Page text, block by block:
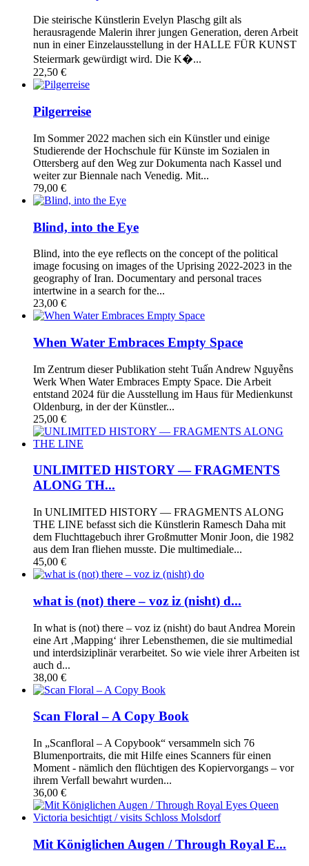
Die steirische Künstlerin Evelyn Plaschg gilt als
herausragende Malerin ihrer jungen Generation, deren Arbeit
nun in einer Einzelausstellung in der HALLE FÜR KUNST
Steiermark gewürdigt wird. Die K�...
22,50 €
Pilgerreise
Im Sommer 2022 machen sich ein Künstler und einige
Studierende der Hochschule für Künste im Sozialen in
Ottersberg auf den Weg zur Dokumenta nach Kassel und
weiter zur Biennale nach Venedig. Mit...
79,00 €
Blind, into the Eye
Blind, into the eye reflects on the concept of the political
image focusing on images of the Uprising 2022-2023 in the
geography of Iran. Documentary and personal traces
intertwine in a search for the...
23,00 €
When Water Embraces Empty Space
Im Zentrum dieser Publikation steht Tuấn Andrew Nguyễns
Werk When Water Embraces Empty Space. Die Arbeit
entstand 2024 für die Ausstellung im Haus für Medienkunst
Oldenburg, in der der Künstler...
25,00 €
UNLIMITED HISTORY — FRAGMENTS
ALONG TH...
In UNLIMITED HISTORY — FRAGMENTS ALONG
THE LINE befasst sich die Künstlerin Ramesch Daha mit
dem Fluchttagebuch ihrer Großmutter Monir Joon, die 1982
aus dem Iran fliehen musste. Die multimediale...
45,00 €
what is (not) there – voz iz (nisht) d...
In what is (not) there – voz iz (nisht) do baut Andrea Morein
eine Art ‚Mapping‘ ihrer Lebensthemen, die sie multimedial
und interdsiziplinär verarbeitet. So wie viele ihrer Arbeiten ist
auch d...
38,00 €
Scan Floral – A Copy Book
In „Scanfloral – A Copybook“ versammeln sich 76
Blumenportraits, die mit Hilfe eines Scanners für einen
Moment - nämlich den flüchtigen des Kopiervorgangs – vor
ihrem Verfall bewahrt wurden...
36,00 €
Mit Königlichen Augen / Through Royal E...